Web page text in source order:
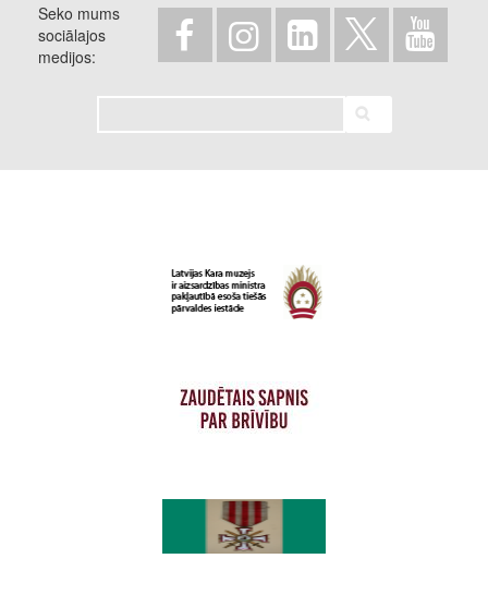
Seko mums
sociālajos
medijos